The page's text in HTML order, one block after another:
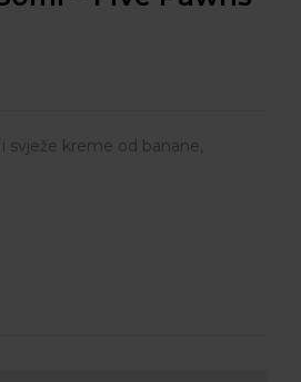
kreme od banane,